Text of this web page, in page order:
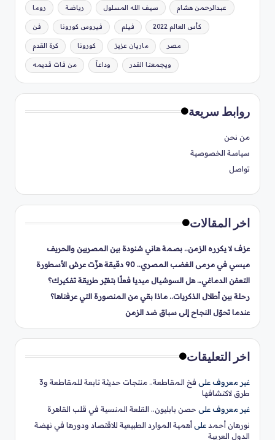
روما رياضة سيف الله المسلول عبدالرحمن هشام
فن فيروس كورونا فيلم كأس العالم 2022
كرة القدم كورونا ماريان عزيز مصر
من فات قديمه وداعاً ويجمعنا القدر
روابط سريعة
من نحن
سياسة الخصوصية
تواصل
اخر المقالات
عزف لا يكرره الزمن.. بصمة هاني شنودة بين المصريين والحريف
ميسي في مرمى الغضب المصري.. 90 دقيقة هزّت عرش الأسطورة
التعفن الدماغي… هل السوشيال ميديا فعلًا بتغيّر طريقة تفكيرك؟
رحلة بين أطلال الذكريات.. ماذا بقي من المنصورة التي عرفناها؟
عندما تحوّل النجاح إلى سباق ضد الزمن
اخر التعليقات
غير معروف على
فخ المقاطعة.. منتجات حديثة تابعة للمقاطعة و3
طرق لاكتشافها
غير معروف على حصن بابليون.. القلعة المنسية في قلب القاهرة
نورهان أحمد على أهمية الموارد الطبيعية للاقتصاد ودورها في نهضة
الدول العربية